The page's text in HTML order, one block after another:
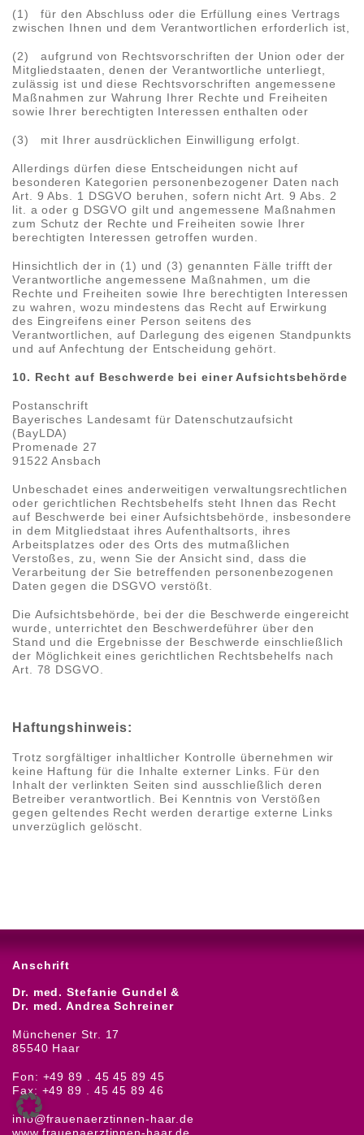
(1) für den Abschluss oder die Erfüllung eines Vertrags
zwischen Ihnen und dem Verantwortlichen erforderlich ist,
(2) aufgrund von Rechtsvorschriften der Union oder der
Mitgliedstaaten, denen der Verantwortliche unterliegt,
zulässig ist und diese Rechtsvorschriften angemessene
Maßnahmen zur Wahrung Ihrer Rechte und Freiheiten
sowie Ihrer berechtigten Interessen enthalten oder
(3) mit Ihrer ausdrücklichen Einwilligung erfolgt.
Allerdings dürfen diese Entscheidungen nicht auf
besonderen Kategorien personenbezogener Daten nach
Art. 9 Abs. 1 DSGVO beruhen, sofern nicht Art. 9 Abs. 2
lit. a oder g DSGVO gilt und angemessene Maßnahmen
zum Schutz der Rechte und Freiheiten sowie Ihrer
berechtigten Interessen getroffen wurden.
Hinsichtlich der in (1) und (3) genannten Fälle trifft der
Verantwortliche angemessene Maßnahmen, um die
Rechte und Freiheiten sowie Ihre berechtigten Interessen
zu wahren, wozu mindestens das Recht auf Erwirkung
des Eingreifens einer Person seitens des
Verantwortlichen, auf Darlegung des eigenen Standpunkts
und auf Anfechtung der Entscheidung gehört.
10. Recht auf Beschwerde bei einer Aufsichtsbehörde
Postanschrift
Bayerisches Landesamt für Datenschutzaufsicht
(BayLDA)
Promenade 27
91522 Ansbach
Unbeschadet eines anderweitigen verwaltungsrechtlichen
oder gerichtlichen Rechtsbehelfs steht Ihnen das Recht
auf Beschwerde bei einer Aufsichtsbehörde, insbesondere
in dem Mitgliedstaat ihres Aufenthaltsorts, ihres
Arbeitsplatzes oder des Orts des mutmaßlichen
Verstoßes, zu, wenn Sie der Ansicht sind, dass die
Verarbeitung der Sie betreffenden personenbezogenen
Daten gegen die DSGVO verstößt.
Die Aufsichtsbehörde, bei der die Beschwerde eingereicht
wurde, unterrichtet den Beschwerdeführer über den
Stand und die Ergebnisse der Beschwerde einschließlich
der Möglichkeit eines gerichtlichen Rechtsbehelfs nach
Art. 78 DSGVO.
Haftungshinweis:
Trotz sorgfältiger inhaltlicher Kontrolle übernehmen wir
keine Haftung für die Inhalte externer Links. Für den
Inhalt der verlinkten Seiten sind ausschließlich deren
Betreiber verantwortlich. Bei Kenntnis von Verstößen
gegen geltendes Recht werden derartige externe Links
unverzüglich gelöscht.
Anschrift
Dr. med. Stefanie Gundel &
Dr. med. Andrea Schreiner
Münchener Str. 17
85540 Haar
Fon: +49 89 . 45 45 89 45
Fax: +49 89 . 45 45 89 46
info@frauenaerztinnen-haar.de
www.frauenaerztinnen-haar.de